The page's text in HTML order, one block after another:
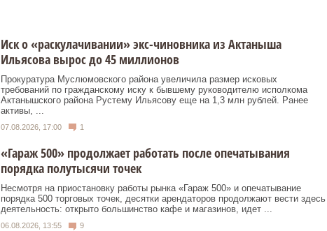
Иск о «раскулачивании» экс-чиновника из Актаныша
Ильясова вырос до 45 миллионов
Прокуратура Муслюмовского района увеличила размер исковых
требований по гражданскому иску к бывшему руководителю исполкома
Актанышского района Рустему Ильясову еще на 1,3 млн рублей. Ранее
активы, ...
07.08.2026, 17:00 1
«Гараж 500» продолжает работать после опечатывания
порядка полутысячи точек
Несмотря на приостановку работы рынка «Гараж 500» и опечатывание
порядка 500 торговых точек, десятки арендаторов продолжают вести здесь
деятельность: открыто большинство кафе и магазинов, идет ...
06.08.2026, 13:55 9